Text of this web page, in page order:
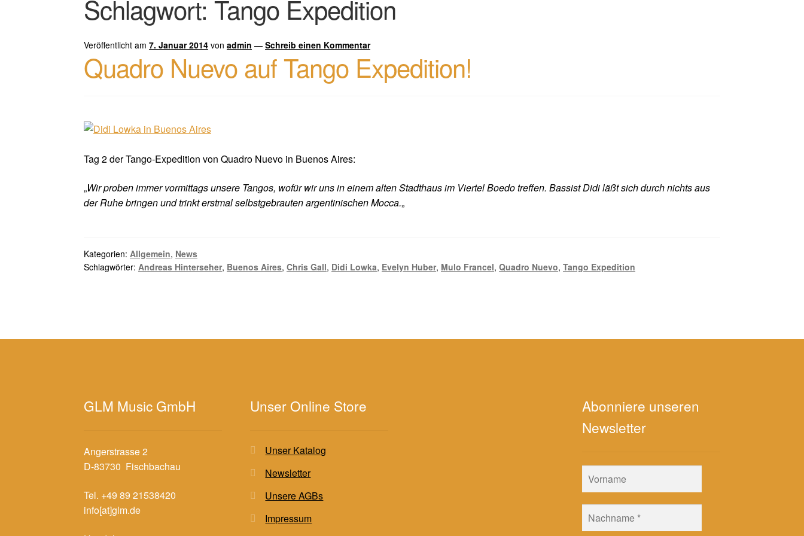
Schlagwort:Tango Expedition
Veröffentlicht am7. Januar 2014 vonadmin —Schreib einen Kommentar
Quadro Nuevo auf Tango Expedition!
Tag 2 der Tango-Expedition von Quadro Nuevo in Buenos Aires:
„Wir proben immer vormittags unsere Tangos, wofür wir uns in einem alten Stadthaus im Viertel Boedo treffen. Bassist Didi läßt sich durch nichts aus
der Ruhe bringen und trinkt erstmal selbstgebrauten argentinischen Mocca.„
Kategorien: Allgemein, News
Schlagwörter: Andreas Hinterseher, Buenos Aires,Chris Gall, Didi Lowka, Evelyn Huber, Mulo Francel,Quadro Nuevo,Tango Expedition
GLM Music GmbH
Angerstrasse 2
D-83730 Fischbachau
Tel. +49 89 21538420
info[at]glm.de
Unser Online Store
Unser Katalog
Newsletter
Unsere AGBs
Impressum
Abonniere unseren
Newsletter